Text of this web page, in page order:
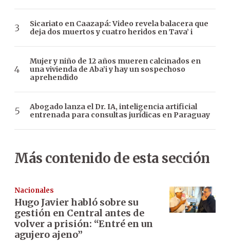
Sicariato en Caazapá: Video revela balacera que
deja dos muertos y cuatro heridos en Tava’ i
Mujer y niño de 12 años mueren calcinados en
una vivienda de Aba’i y hay un sospechoso
aprehendido
Abogado lanza el Dr. IA, inteligencia artificial
entrenada para consultas jurídicas en Paraguay
Más contenido de esta sección
Nacionales
Hugo Javier habló sobre su
gestión en Central antes de
volver a prisión: “Entré en un
agujero ajeno”